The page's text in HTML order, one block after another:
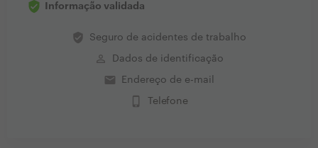
Informação validada
verified_user Seguro de acidentes de trabalho
perm_identity Dados de identificação
email Endereço de e-mail
phone_iphone Telefone